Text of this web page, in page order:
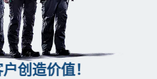
创造价值！